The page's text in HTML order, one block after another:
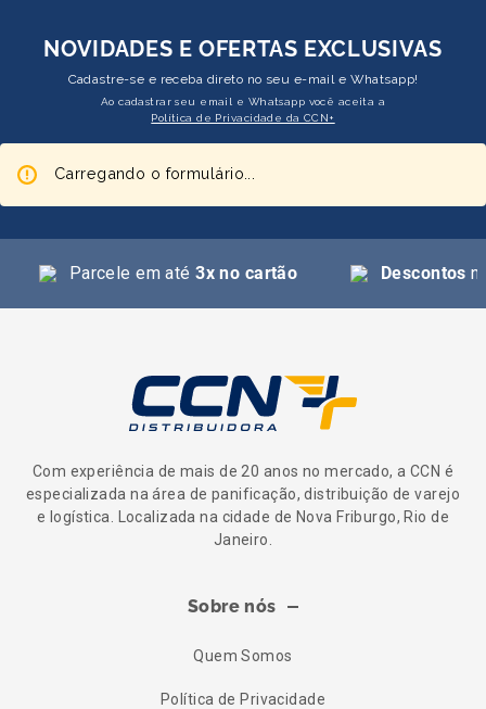
NOVIDADES E OFERTAS EXCLUSIVAS
Cadastre-se e receba direto no seu e-mail e Whatsapp!
Ao cadastrar seu email e Whatsapp você aceita a
Política de Privacidade da CCN+
Carregando o formulário...
Parcele em até3x no cartão Descontos
Com experiência de mais de 20 anos no mercado, a CCN é
especializada na área de panificação, distribuição de varejo
e logística. Localizada na cidade de Nova Friburgo, Rio de
Janeiro.
Sobre nós
Quem Somos
Política de Privacidade